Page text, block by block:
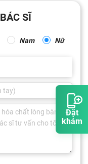
Đặt
khám
SĨ
Nam Nữ